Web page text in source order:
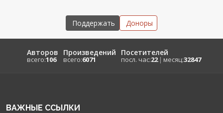
Поддержать Доноры
Авторов
всего:106
Произведений
всего:6071
Посетителей
посл. час:22 | месяц:32847
ВАЖНЫЕ ССЫЛКИ